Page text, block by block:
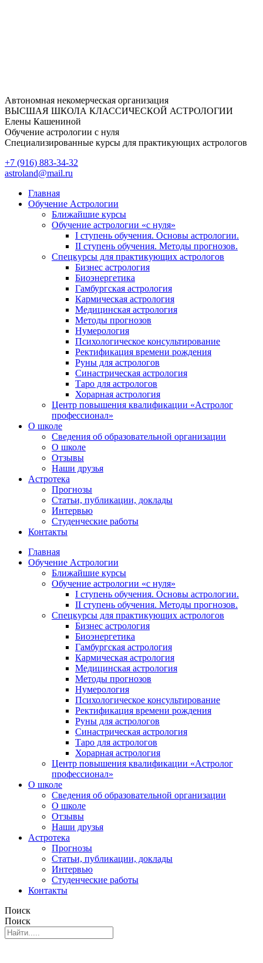
Автономная некомерческая организация
ВЫСШАЯ ШКОЛА КЛАССИЧЕСКОЙ АСТРОЛОГИИ
Елены Кашениной
Обучение астрологии с нуля
Специализированные курсы для практикующих астрологов
+7 (916) 883-34-32
astroland@mail.ru
Главная
Обучение Астрологии
Ближайшие курсы
Обучение астрологии «с нуля»
I ступень обучения. Основы астрологии.
II ступень обучения. Методы прогнозов.
Спецкурсы для практикующих астрологов
Бизнес астрология
Биоэнергетика
Гамбургская астрология
Кармическая астрология
Медицинская астрология
Методы прогнозов
Нумерология
Психологическое консультирование
Ректификация времени рождения
Руны для астрологов
Синастрическая астрология
Таро для астрологов
Хорарная астрология
Центр повышения квалификации «Астролог
профессионал»
О школе
Сведения об образовательной организации
О школе
Отзывы
Наши друзья
Астротека
Прогнозы
Статьи, публикации, доклады
Интервью
Студенческие работы
Контакты
Главная
Обучение Астрологии
Ближайшие курсы
Обучение астрологии «с нуля»
I ступень обучения. Основы астрологии.
II ступень обучения. Методы прогнозов.
Спецкурсы для практикующих астрологов
Бизнес астрология
Биоэнергетика
Гамбургская астрология
Кармическая астрология
Медицинская астрология
Методы прогнозов
Нумерология
Психологическое консультирование
Ректификация времени рождения
Руны для астрологов
Синастрическая астрология
Таро для астрологов
Хорарная астрология
Центр повышения квалификации «Астролог
профессионал»
О школе
Сведения об образовательной организации
О школе
Отзывы
Наши друзья
Астротека
Прогнозы
Статьи, публикации, доклады
Интервью
Студенческие работы
Контакты
Поиск
Поиск